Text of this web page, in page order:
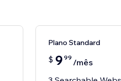
Plano Standard
$ 9 99 /mês